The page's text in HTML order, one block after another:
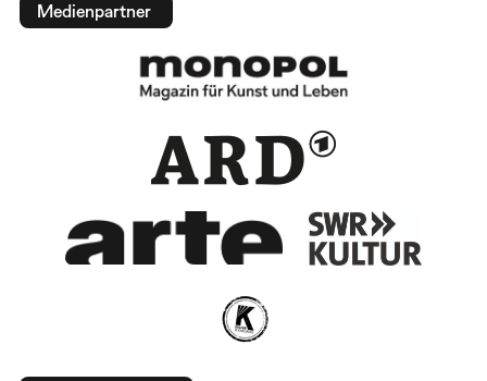
Medienpartner